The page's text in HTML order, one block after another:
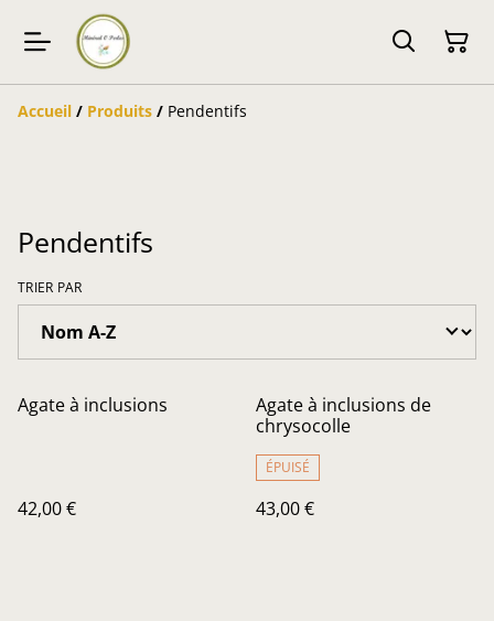
Accueil / Produits / Pendentifs
Pendentifs
TRIER PAR
Agate à inclusions
42,00 €
Agate à inclusions de
chrysocolle
ÉPUISÉ
43,00 €